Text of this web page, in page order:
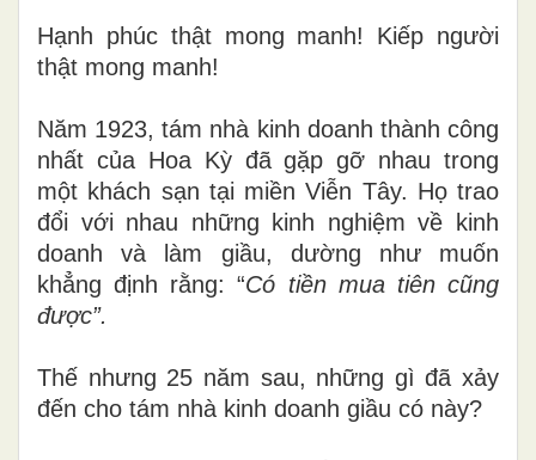
Hạnh phúc thật mong manh! Kiếp người
thật mong manh!
Năm 1923, tám nhà kinh doanh thành công
nhất của Hoa Kỳ đã gặp gỡ nhau trong
một khách sạn tại miền Viễn Tây. Họ trao
đổi với nhau những kinh nghiệm về kinh
doanh và làm giầu, dường như muốn
khẳng định rằng: “Có tiền mua tiên cũng
được”.
Thế nhưng 25 năm sau, những gì đã xảy
đến cho tám nhà kinh doanh giầu có này?